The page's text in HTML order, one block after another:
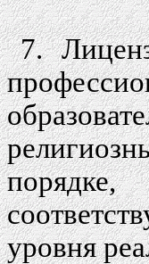
7.
уровня